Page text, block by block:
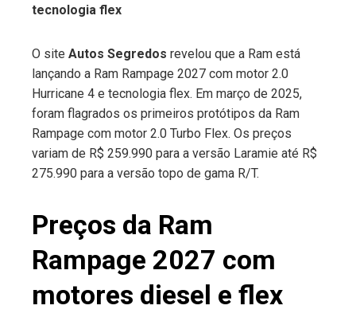
tecnologia flex
O site Autos Segredos revelou que a Ram está
lançando a Ram Rampage 2027 com motor 2.0
Hurricane 4 e tecnologia flex. Em março de 2025,
foram flagrados os primeiros protótipos da Ram
Rampage com motor 2.0 Turbo Flex. Os preços
variam de R$ 259.990 para a versão Laramie até R$
275.990 para a versão topo de gama R/T.
Preços da Ram
Rampage 2027 com
motores diesel e flex